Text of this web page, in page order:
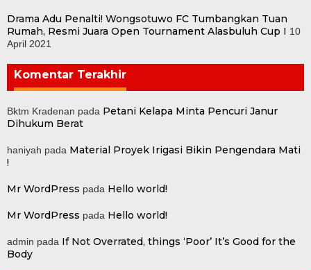
Drama Adu Penalti! Wongsotuwo FC Tumbangkan Tuan
Rumah, Resmi Juara Open Tournament Alasbuluh Cup I 10
April 2021
Komentar Terakhir
Bktm Kradenan pada Petani Kelapa Minta Pencuri Janur
Dihukum Berat
haniyah pada Material Proyek Irigasi Bikin Pengendara Mati
!
Mr WordPress pada Hello world!
Mr WordPress pada Hello world!
admin pada If Not Overrated, things ‘Poor’ It’s Good for the
Body